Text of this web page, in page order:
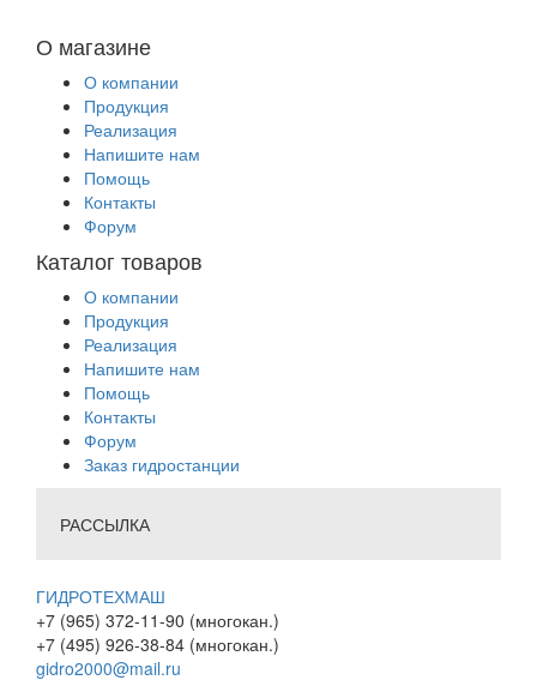
О магазине
О компании
Продукция
Реализация
Напишите нам
Помощь
Контакты
Форум
Каталог товаров
О компании
Продукция
Реализация
Напишите нам
Помощь
Контакты
Форум
Заказ гидростанции
РАССЫЛКА
ГИДРОТЕХМАШ
+7 (965) 372-11-90 (многокан.)
+7 (495) 926-38-84 (многокан.)
gidro2000@mail.ru